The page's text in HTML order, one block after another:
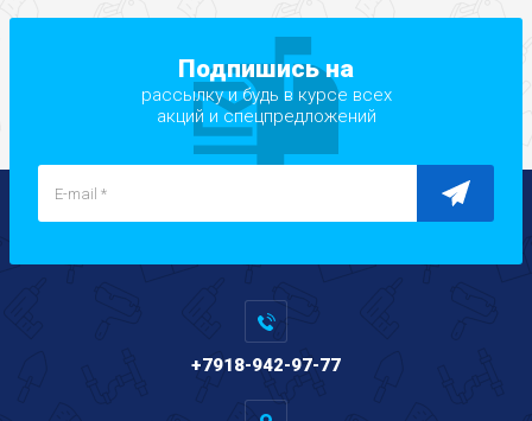
Подпишись на
рассылку и будь в курсе всех
акций и спецпредложений
+7918-942-97-77